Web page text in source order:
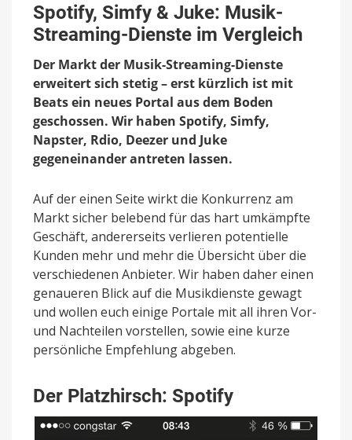
Simfy
&
Juke:
Streaming-
Dienste
Vergleich
Spotify, Simfy & Juke: Musik-
Streaming-Dienste im Vergleich
Der Markt der Musik-Streaming-Dienste
erweitert sich stetig – erst kürzlich ist mit
Beats ein neues Portal aus dem Boden
geschossen. Wir haben Spotify, Simfy,
Napster, Rdio, Deezer und Juke
gegeneinander antreten lassen.
Auf der einen Seite wirkt die Konkurrenz am
Markt sicher belebend für das hart umkämpfte
Geschäft, andererseits verlieren potentielle
Kunden mehr und mehr die Übersicht über die
verschiedenen Anbieter. Wir haben daher einen
genaueren Blick auf die Musikdienste gewagt
und wollen euch einige Portale mit all ihren Vor-
und Nachteilen vorstellen, sowie eine kurze
persönliche Empfehlung abgeben.
Der Platzhirsch: Spotify